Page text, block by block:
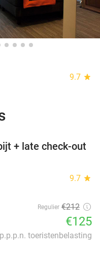
9.7 star
+ late check-out
9.7 star
Regulier €212
€125
toeristenbelasting